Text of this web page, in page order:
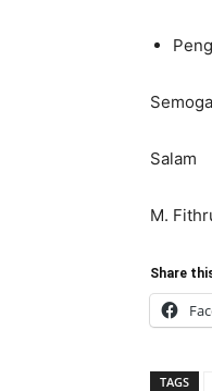
Salam
M.
Share
TAGS